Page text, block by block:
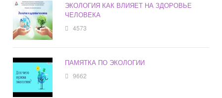
ЭКОЛОГИЯ КАК ВЛИЯЕТ НА ЗДОРОВЬЕ
ЧЕЛОВЕКА
4573
ПАМЯТКА ПО ЭКОЛОГИИ
9662